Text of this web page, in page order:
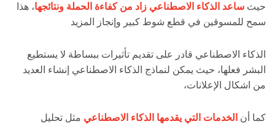
حيث ساعد الذكاء الاصطناعي زاد من كفاءة الحملة ونتائجها، هذا
سمح للمسوقين في قطع شوط كبير وإنجاز المزيد
الذكاء الاصطناعي قادر على تقديم تأثيرات ببساطة لا يستطيع
البشر فعلها، حيث يمكن لنماذج الذكاء الاصطناعي إنشاء العديد
من اشكال الإعلانات،
كما أن الخدمات التي يقدمها الذكاء الاصطناعي مثل تحليل